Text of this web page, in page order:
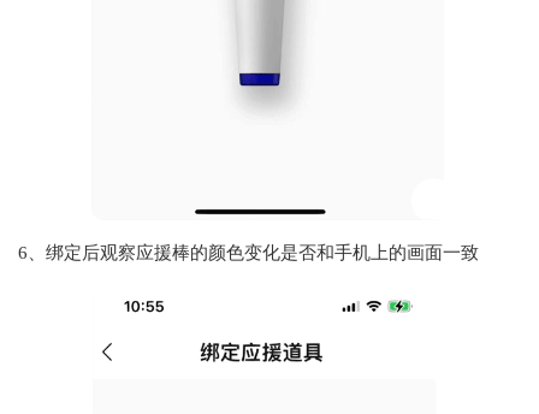
6、绑定后观察应援棒的颜色变化是否和手机上的画面一致